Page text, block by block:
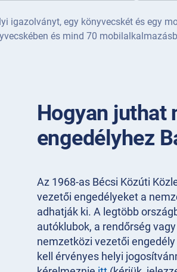
igazolványt, egy könyvecskét és egy
és mind 70
Hogyan juthat
engedélyhez
Az 1968-as Bécsi Közúti
vezetői engedélyeket a
adhatják ki. A legtöbb
autóklubok, a rendőrség
nemzetközi vezetői
kell érvényes helyi